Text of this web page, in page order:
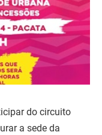
do circuito
a sede da